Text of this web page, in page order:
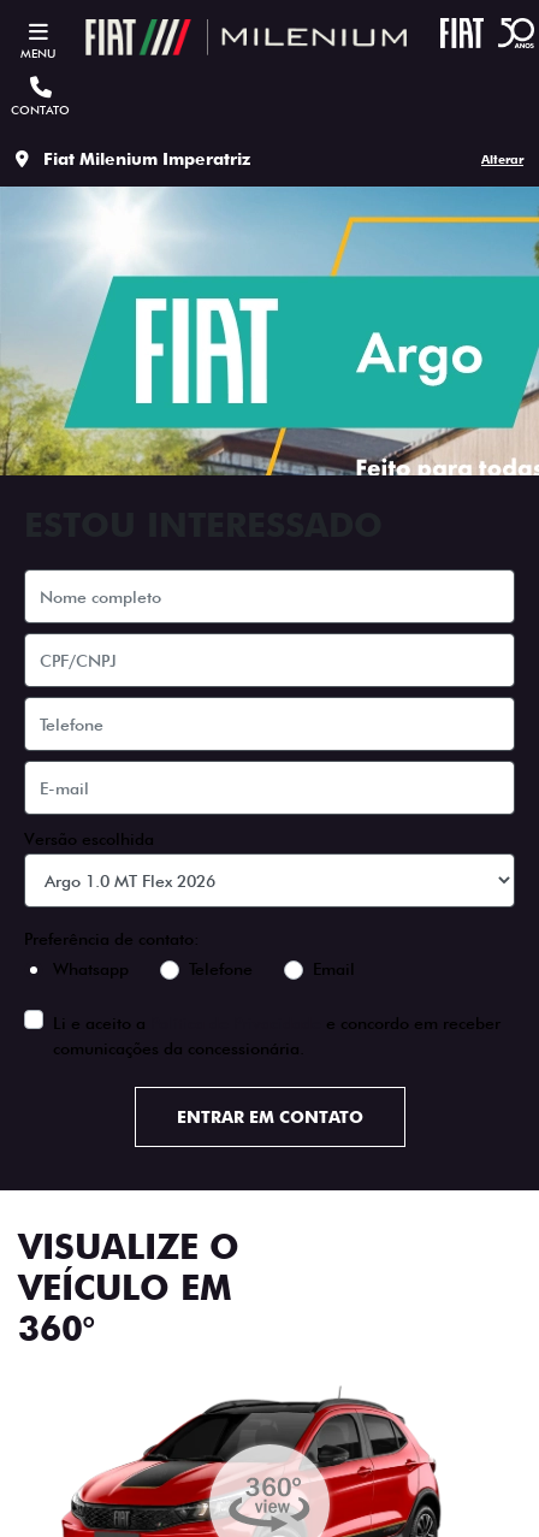
MENU
CONTATO
Fiat Milenium Imperatriz Alterar
Versão escolhida
Preferência de contato:
Whatsapp
Telefone Email
Li e aceito a
e concordo em receber
comunicações da concessionária.
ENTRAR EM CONTATO
VISUALIZE O
VEÍCULO EM
360°